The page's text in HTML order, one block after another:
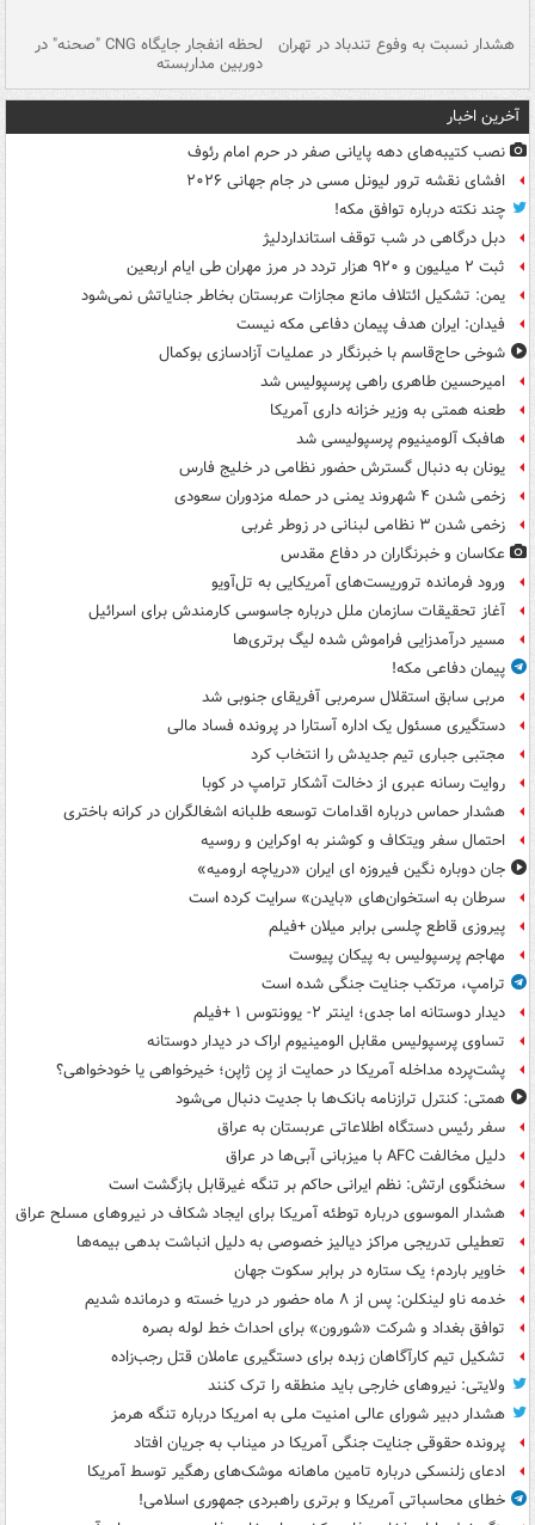
هشدار نسبت به وفوع تندباد در تهران لحظه انفجار جایگاه CNG "صحنه" در
دوربین مداربسته
آخرین اخبار
نصب کتیبه‌های دهه پایانی صفر در حرم امام رئوف
افشای نقشه ترور لیونل مسی در جام جهانی ۲۰۲۶
چند نکته درباره توافق مکه!
دبل درگاهی در شب توقف استانداردلیژ
ثبت ۲ میلیون و ۹۲۰ هزار تردد در مرز مهران طی ایام اربعین
یمن: تشکیل ائتلاف مانع مجازات عربستان بخاطر جنایاتش نمی‌شود
فیدان: ایران هدف پیمان دفاعی مکه نیست
شوخی حاج‌قاسم با خبرنگار در عملیات آزادسازی بوکمال
امیرحسین طاهری راهی پرسپولیس شد
طعنه همتی به وزیر خزانه داری آمریکا
هافبک آلومینیوم پرسپولیسی شد
یونان به دنبال گسترش حضور نظامی در خلیج فارس
زخمی شدن ۴ شهروند یمنی در حمله مزدوران سعودی
زخمی شدن ۳ نظامی لبنانی در زوطر غربی
عکاسان و خبرنگاران در دفاع مقدس
ورود فرمانده تروریست‌های آمریکایی به تل‌آویو
آغاز تحقیقات سازمان ملل درباره جاسوسی کارمندش برای اسرائیل
مسیر درآمدزایی فراموش شده لیگ برتری‌ها
پیمان دفاعی مکه!
مربی سابق استقلال سرمربی آفریقای جنوبی شد
دستگیری مسئول یک اداره آستارا در پرونده فساد مالی
مجتبی جباری تیم جدیدش را انتخاب کرد
روایت رسانه عبری از دخالت آشکار ترامپ در کوبا
هشدار حماس درباره اقدامات توسعه طلبانه اشغالگران در کرانه باختری
احتمال سفر ویتکاف و کوشنر به اوکراین و روسیه
جان دوباره نگین فیروزه ای ایران «دریاچه ارومیه»
سرطان به استخوان‌های «بایدن» سرایت کرده است
پیروزی قاطع چلسی برابر میلان +فیلم
مهاجم پرسپولیس به پیکان پیوست
ترامپ، مرتکب جنایت جنگی شده است
دیدار دوستانه اما جدی؛ اینتر ۲- یوونتوس ۱ +فیلم
تساوی پرسپولیس مقابل الومینیوم اراک در دیدار دوستانه
پشت‌پرده مداخله آمریکا در حمایت از یِن ژاپن؛ خیرخواهی یا خودخواهی؟
همتی: کنترل ترازنامه بانک‌ها با جدیت دنبال می‌شود
سفر رئیس دستگاه اطلاعاتی عربستان به عراق
دلیل مخالفت AFC با میزبانی آبی‌ها در عراق
سخنگوی ارتش: نظم ایرانی حاکم بر تنگه غیرقابل بازگشت است
هشدار الموسوی درباره توطئه آمریکا برای ایجاد شکاف در نیروهای مسلح عراق
تعطیلی تدریجی مراکز دیالیز خصوصی به دلیل انباشت بدهی بیمه‌ها
خاویر باردم؛ یک ستاره در برابر سکوت جهان
خدمه ناو لینکلن: پس از ۸ ماه حضور در دریا خسته و درمانده‌ شدیم
توافق بغداد و شرکت «شورون» برای احداث خط لوله بصره
تشکیل تیم کارآگاهان زبده برای دستگیری عاملان قتل رجب‌زاده
ولایتی: نیروهای خارجی باید منطقه را ترک کنند
هشدار دبیر شورای عالی امنیت ملی به امریکا درباره تنگه هرمز
پرونده حقوقی جنایت جنگی آمریکا در میناب به جریان افتاد
ادعای زلنسکی درباره تامین ماهانه موشک‌های رهگیر توسط آمریکا
خطای محاسباتی آمریکا و برتری راهبردی جمهوری اسلامی!